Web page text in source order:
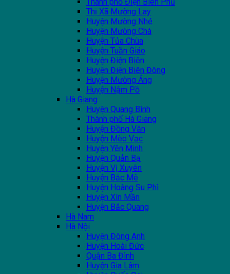
Thị Xã Mường Lay
Huyện Mường Nhé
Huyện Mường Chà
Huyện Tủa Chùa
Huyện Tuần Giáo
Huyện Điện Biên
Huyện Điện Biên Đông
Huyện Mường Ảng
Huyện Nậm Pồ
Hà Giang
Huyện Quang Bình
Thành phố Hà Giang
Huyện Đồng Văn
Huyện Mèo Vạc
Huyện Yên Minh
Huyện Quản Bạ
Huyện Vị Xuyên
Huyện Bắc Mê
Huyện Hoàng Su Phì
Huyện Xín Mần
Huyện Bắc Quang
Hà Nam
Hà Nội
Huyện Đông Anh
Huyện Hoài Đức
Quận Ba Đình
Huyện Gia Lâm